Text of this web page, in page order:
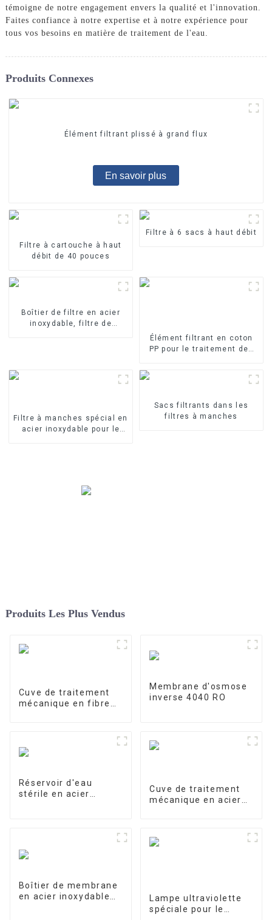
témoigne de notre engagement envers la qualité et l'innovation.
Faites confiance à notre expertise et à notre expérience pour
tous vos besoins en matière de traitement de l'eau.
Produits Connexes
Élément filtrant plissé à grand flux
En savoir plus
Filtre à cartouche à haut
débit de 40 pouces
Filtre à 6 sacs à haut débit
Boîtier de filtre en acier
inoxydable, filtre de
Élément filtrant en coton
PP pour le traitement des
filtrant en PP fondu-soufflé
Filtre à manches spécial en
acier inoxydable pour le
Sacs filtrants dans les
filtres à manches
Produits Les Plus Vendus
Cuve de traitement
mécanique en fibre
Membrane d'osmose
inverse 4040 RO
Réservoir d'eau
stérile en acier
Cuve de traitement
mécanique en acier
Boîtier de membrane
en acier inoxydable
Lampe ultraviolette
spéciale pour le